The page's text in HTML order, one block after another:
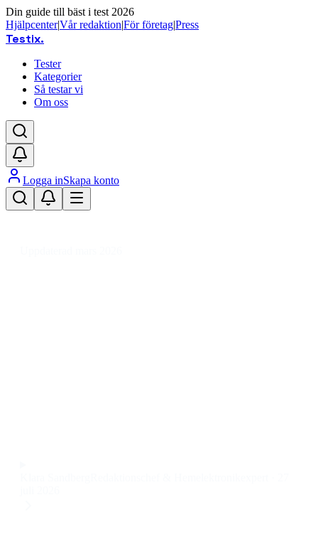
Din guide till bäst i test 2026
Hjälpcenter|Vår redaktion|För företag|Press
Testix.
Tester
Kategorier
Så testar vi
Om oss
Logga inSkapa konto